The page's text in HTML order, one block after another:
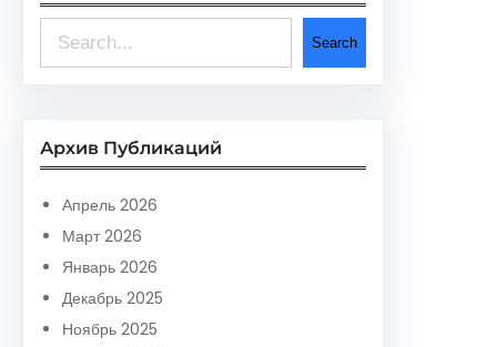
e
r
c
h
Search
Архив Публикаций
Апрель 2026
Март 2026
Январь 2026
Декабрь 2025
Ноябрь 2025